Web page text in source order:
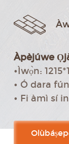
Àpèjúwe
•Ìwọ̀n:
• Ó dara
• Fi àmì sí
• Fifi sori